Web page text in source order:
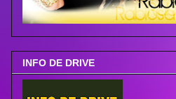
INFO DE DRIVE